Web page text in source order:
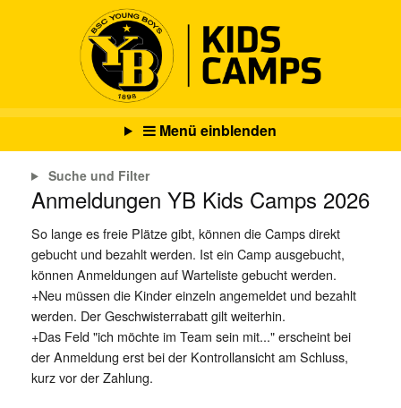
Menü einblenden
Suche und Filter
Anmeldungen YB Kids Camps 2026
So lange es freie Plätze gibt, können die Camps direkt
gebucht und bezahlt werden. Ist ein Camp ausgebucht,
können Anmeldungen auf Warteliste gebucht werden.
+Neu müssen die Kinder einzeln angemeldet und bezahlt
werden. Der Geschwisterrabatt gilt weiterhin.
+Das Feld "ich möchte im Team sein mit..." erscheint bei
der Anmeldung erst bei der Kontrollansicht am Schluss,
kurz vor der Zahlung.